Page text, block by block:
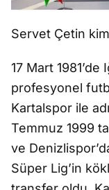
Servet Çetin
17 Mart 1981’de
profesyonel
Kartalspor ile
Temmuz 1999
ve
Süper Lig’in